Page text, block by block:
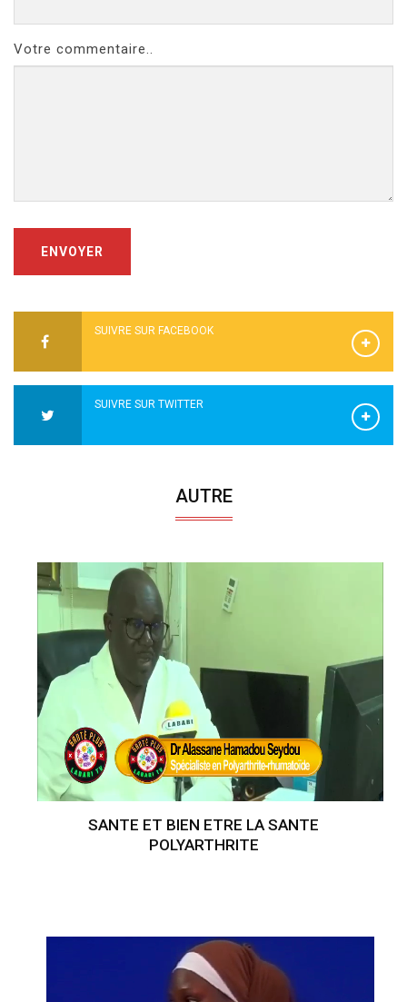
Votre commentaire..
ENVOYER
SUIVRE SUR FACEBOOK
SUIVRE SUR TWITTER
AUTRE
SANTE ET BIEN ETRE LA SANTE
POLYARTHRITE